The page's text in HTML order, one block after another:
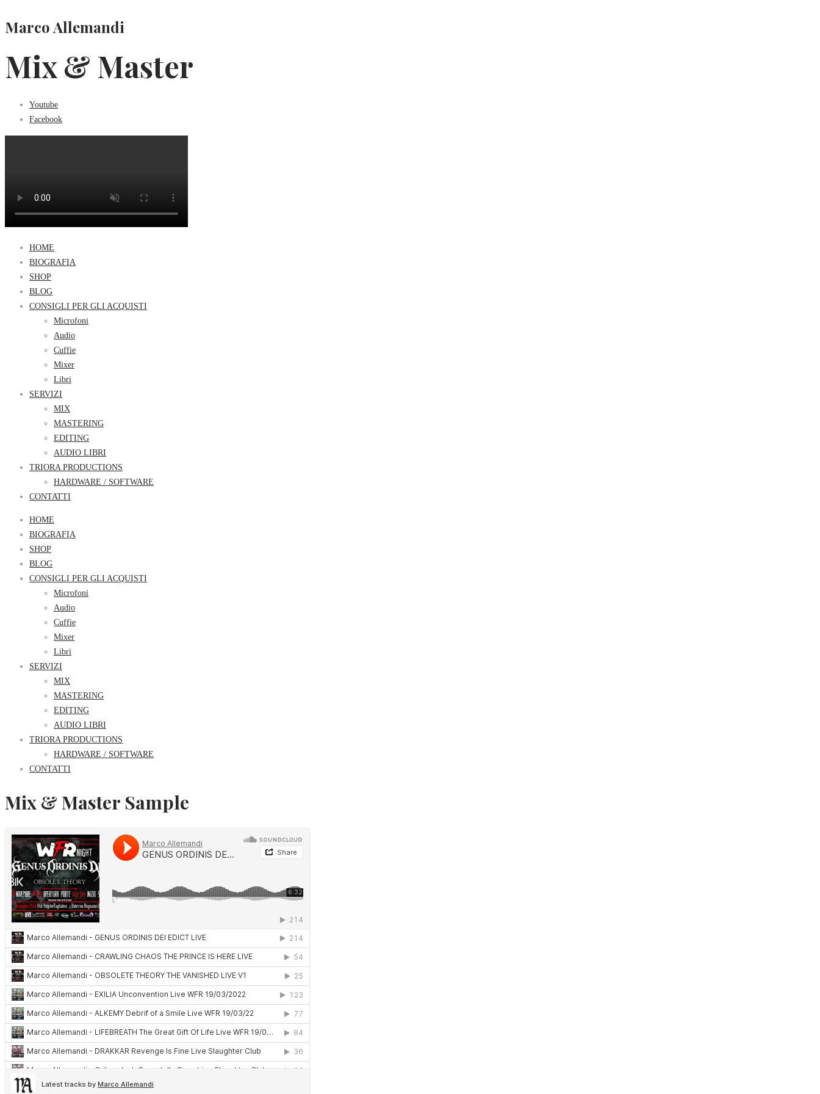
Marco Allemandi
Mix & Master
Youtube
Facebook
HOME
BIOGRAFIA
SHOP
BLOG
CONSIGLI PER GLI ACQUISTI
Microfoni
Audio
Cuffie
Mixer
Libri
SERVIZI
MIX
MASTERING
EDITING
AUDIO LIBRI
TRIORA PRODUCTIONS
HARDWARE / SOFTWARE
CONTATTI
HOME
BIOGRAFIA
SHOP
BLOG
CONSIGLI PER GLI ACQUISTI
Microfoni
Audio
Cuffie
Mixer
Libri
SERVIZI
MIX
MASTERING
EDITING
AUDIO LIBRI
TRIORA PRODUCTIONS
HARDWARE / SOFTWARE
CONTATTI
Mix & Master Sample